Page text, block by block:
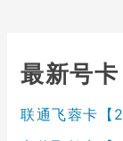
最新号卡
联通飞蓉卡【